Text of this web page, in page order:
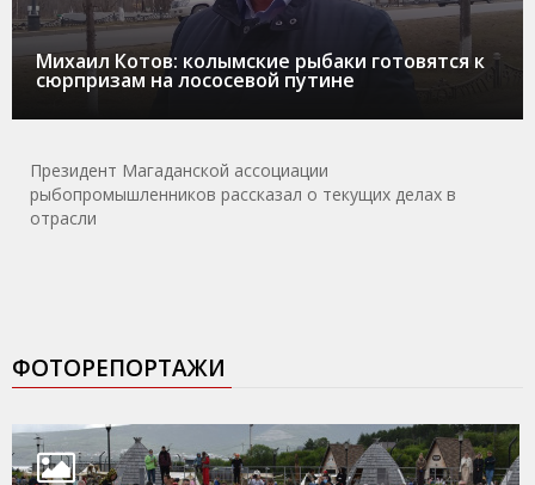
Михаил Котов: колымские рыбаки готовятся к
сюрпризам на лососевой путине
Президент Магаданской ассоциации
рыбопромышленников рассказал о текущих делах в
отрасли
ФОТОРЕПОРТАЖИ